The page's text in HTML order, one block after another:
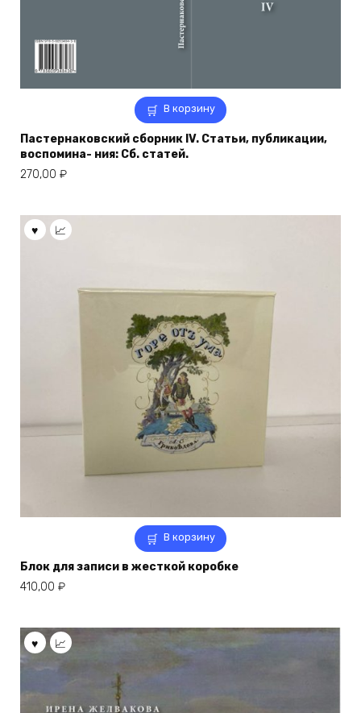
В корзину
Пастернаковский сборник IV. Статьи, публикации,
воспомина- ния: Сб. статей.
270,00 ₽
В корзину
Блок для записи в жесткой коробке
410,00 ₽